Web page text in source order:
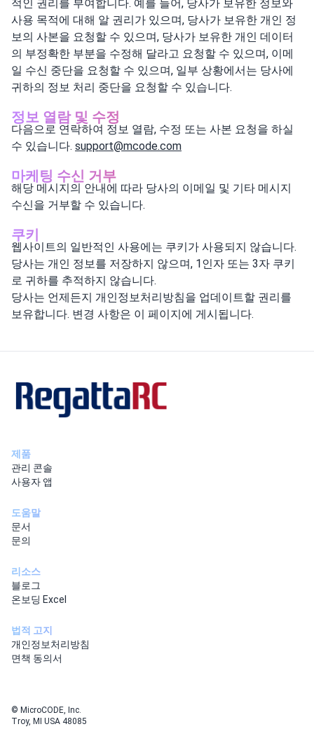
적인 권리를 부여합니다. 예를 들어, 당사가 보유한 정보와
사용 목적에 대해 알 권리가 있으며, 당사가 보유한 개인 정
보의 사본을 요청할 수 있으며, 당사가 보유한 개인 데이터
의 부정확한 부분을 수정해 달라고 요청할 수 있으며, 이메
일 수신 중단을 요청할 수 있으며, 일부 상황에서는 당사에
귀하의 정보 처리 중단을 요청할 수 있습니다.
정보 열람 및 수정
다음으로 연락하여 정보 열람, 수정 또는 사본 요청을 하실
수 있습니다. support@mcode.com
마케팅 수신 거부
해당 메시지의 안내에 따라 당사의 이메일 및 기타 메시지
수신을 거부할 수 있습니다.
쿠키
웹사이트의 일반적인 사용에는 쿠키가 사용되지 않습니다.
당사는 개인 정보를 저장하지 않으며, 1인자 또는 3자 쿠키
로 귀하를 추적하지 않습니다.
당사는 언제든지 개인정보처리방침을 업데이트할 권리를
보유합니다. 변경 사항은 이 페이지에 게시됩니다.
제품
관리 콘솔
사용자 앱
도움말
문서
문의
리소스
블로그
온보딩 Excel
법적 고지
개인정보처리방침
면책 동의서
© MicroCODE, Inc.
Troy, MI USA 48085